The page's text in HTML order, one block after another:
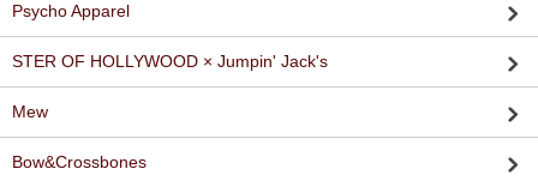
Psycho Apparel
STER OF HOLLYWOOD × Jumpin' Jack's
Mew
Bow&Crossbones